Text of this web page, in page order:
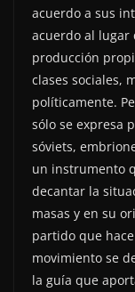
acuerdo a sus
acuerdo al lugar
producción
clases sociales,
políticamente.
sólo se expresa
sóviets,
un instrumento
decantar la
masas y en su
partido que
movimiento se
la guía que